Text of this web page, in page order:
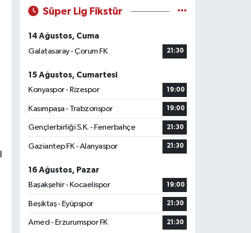
Süper Lig Fikstür
14 Ağustos, Cuma
Galatasaray - Çorum FK
21:30
15 Ağustos, Cumartesi
Konyaspor - Rizespor
19:00
Kasımpaşa - Trabzonspor 19:00
Gençlerbirliği S.K. - Fenerbahçe 21:30
Gaziantep FK - Alanyaspor 21:30
16 Ağustos, Pazar
Başakşehir - Kocaelispor
19:00
Beşiktaş - Eyüpspor 21:30
Amed - Erzurumspor FK 21:30